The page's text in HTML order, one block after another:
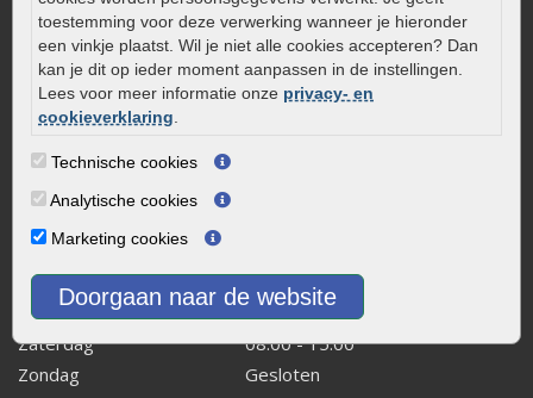
toestemming voor deze verwerking wanneer je hieronder
een vinkje plaatst. Wil je niet alle cookies accepteren? Dan
kan je dit op ieder moment aanpassen in de instellingen.
Lees voor meer informatie onze privacy- en
cookieverklaring
Technische cookies
Analytische cookies
Marketing cookies
Doorgaan naar de website
Kaapstanderweg 41
8243 RB Lelystad
info@onlinetuinwarenhuis.nl
Routebeschrijving
Openingstijden
Maandag
Woensdag
Donderdag
08:00 - 17:00
Vrijdag
08:00 - 17:00
Zaterdag
08:00 - 15.00
Zondag
Gesloten